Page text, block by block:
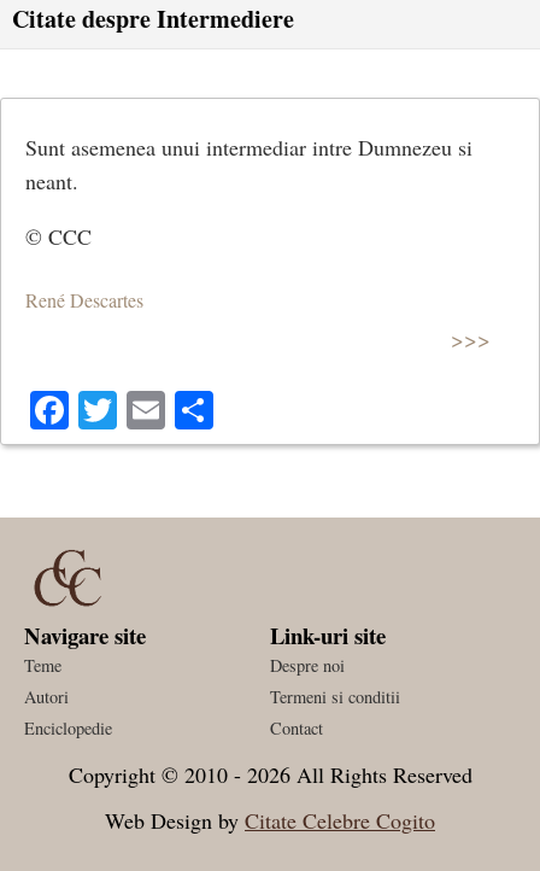
Citate despre Intermediere
Sunt asemenea unui intermediar intre Dumnezeu si
neant.
© CCC
René Descartes
>>>
Facebook
Twitter
Email
Navigare site
Teme
Autori
Enciclopedie
Link-uri site
Despre noi
Termeni si conditii
Contact
Copyright © 2010 - 2026 All Rights Reserved
Web Design by Citate Celebre Cogito